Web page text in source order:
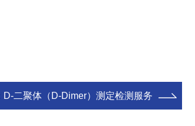
D-二聚体（D-Dimer）测定检测服务